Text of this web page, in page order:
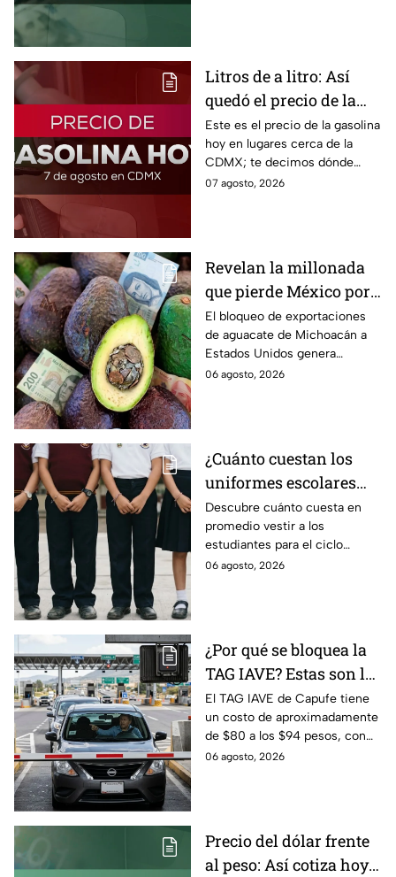
Litros de a litro: Así
quedó el precio de la
gasolina HOY
Este es el precio de la gasolina
hoy en lugares cerca de la
CDMX; te decimos dónde
encontrarla más barata este
07 agosto, 2026
Revelan la millonada
que pierde México por
el bloqueo de Estados
Unidos al aguate de
Michoacán
El bloqueo de exportaciones
de aguacate de Michoacán a
Estados Unidos genera
pérdidas millonarias.
06 agosto, 2026
¿Cuánto cuestan los
uniformes escolares
para el regreso a clases
2026, según su grado?
Descubre cuánto cuesta en
promedio vestir a los
estudiantes para el ciclo
escolar 2026-2027 y consejos
06 agosto, 2026
¿Por qué se bloquea la
TAG IAVE? Estas son las
razones por las que no
pasa en la caseta
El TAG IAVE de Capufe tiene
un costo de aproximadamente
de $80 a los $94 pesos, con
IVA incluido; te compartimos
06 agosto, 2026
Precio del dólar frente
al peso: Así cotiza hoy 6